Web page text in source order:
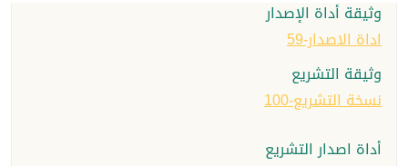
وثيقة أداة الإصدار
اداة الاصدار-59
وثيقة التشريع
نسخة التشريع-100
أداة اصدار التشريع